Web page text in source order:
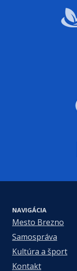
NAVIGÁCIA
Mesto Brezno
Samospráva
Kultúra a šport
Kontakt